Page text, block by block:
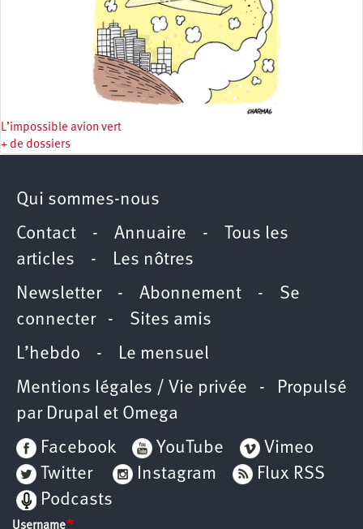
L’impossible avion vert
+ de dossiers
Qui sommes-nous
Contact - Annuaire -
Tous les
articles - Les nôtres
Newsletter- Abonnement - Se
connecter- Sites amis
L’hebdo - Le mensuel
Mentions légales / Vie privée - Propulsé
par Drupal et Omega
Facebook
YouTube
Vimeo
Twitter
Instagram
Flux RSS
Podcasts
Username